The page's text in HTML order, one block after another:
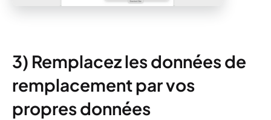
3) Remplacez les données de
remplacement par vos
propres données